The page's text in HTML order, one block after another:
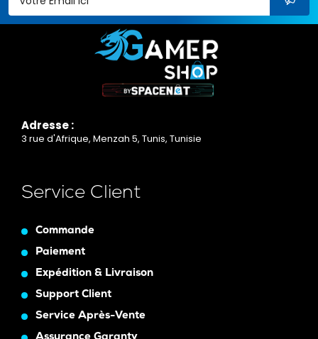
Adresse :
3 rue d'Afrique, Menzah 5, Tunis, Tunisie
Service Client
Commande
Paiement
Expédition & Livraison
Support Client
Service Après-Vente